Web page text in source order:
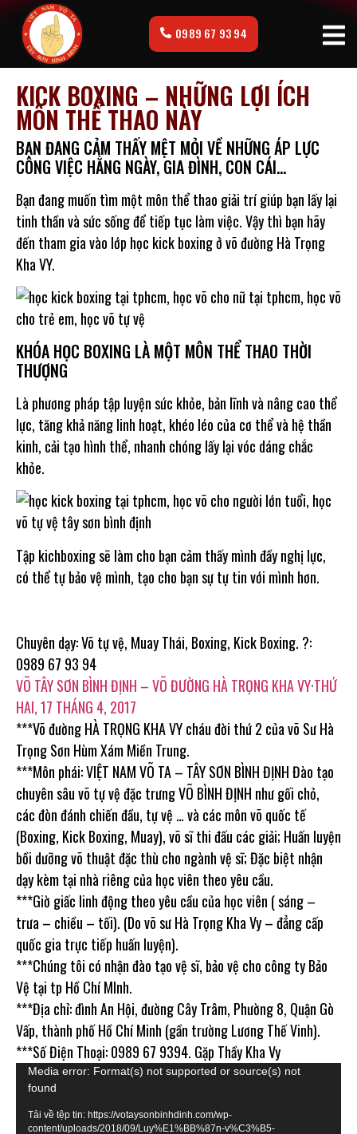
0989 67 93 94
KICK BOXING – NHỮNG LỢI ÍCH
MÔN THỂ THAO NÀY
BẠN ĐANG CẢM THẤY MỆT MỎI VỀ NHỮNG ÁP LỰC
CÔNG VIỆC HẰNG NGÀY, GIA ĐÌNH, CON CÁI…
Bạn đang muốn tìm một môn thể thao giải trí giúp bạn lấy lại
tinh thần và sức sống để tiếp tục làm việc. Vậy thì bạn hãy
đến tham gia vào lớp học kick boxing ở võ đường Hà Trọng
Kha VY.
KHÓA HỌC BOXING LÀ MỘT MÔN THỂ THAO THỜI
THƯỢNG
Là phương pháp tập luyện sức khỏe, bản lĩnh và nâng cao thể
lực, tăng khả năng linh hoạt, khéo léo của cơ thể và hệ thần
kinh, cải tạo hình thể, nhanh chóng lấy lại vóc dáng chắc
khỏe.
Tập kichboxing sẽ làm cho bạn cảm thấy mình đầy nghị lực,
có thể tự bảo vệ mình, tạo cho bạn sự tự tin với mình hơn.
Chuyên dạy: Võ tự vệ, Muay Thái, Boxing, Kick Boxing. ?:
0989 67 93 94
VÕ TÂY SƠN BÌNH ĐỊNH – VÕ ĐƯỜNG HÀ TRỌNG KHA VY·THỨ
HAI, 17 THÁNG 4, 2017
***Võ đường HÀ TRỌNG KHA VY cháu đời thứ 2 của võ Sư Hà
Trọng Sơn Hùm Xám Miền Trung.
***Môn phái: VIỆT NAM VÕ TA – TÂY SƠN BÌNH ĐỊNH Đào tạo
chuyên sâu võ tự vệ đặc trưng VÕ BÌNH ĐỊNH như gối chỏ,
các đòn đánh chiến đầu, tự vệ … và các môn võ quốc tế
(Boxing, Kick Boxing, Muay), võ sĩ thi đấu các giải; Huấn luyện
bồi dưỡng võ thuật đặc thù cho ngành vệ sĩ; Đặc biệt nhận
dạy kèm tại nhà riêng của học viên theo yêu cầu.
***Giờ giấc linh động theo yêu cầu của học viên ( sáng –
trưa – chiều – tối). (Do võ sư Hà Trọng Kha Vy – đẳng cấp
quốc gia trực tiếp huấn luyện).
***Chúng tôi có nhận đào tạo vệ sĩ, bảo vệ cho công ty Bảo
Vệ tại tp Hồ Chí MInh.
***Địa chỉ: đình An Hội, đường Cây Trâm, Phường 8, Quận Gò
Vấp, thành phố Hồ Chí Minh (gần trường Lương Thế Vinh).
***Số Điện Thoại: 0989 67 9394. Gặp Thầy Kha Vy
Trình
chơi
Video
Media error: Format(s) not supported or source(s) not
found
Tải về tệp tin: https://votaysonbinhdinh.com/wp-
content/uploads/2018/09/Luy%E1%BB%87n-v%C3%B5-